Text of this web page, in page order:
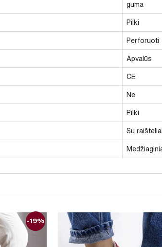
guma
Pilki
Perforuoti
Apvalūs
CE
Ne
Pilki
Su
-19%